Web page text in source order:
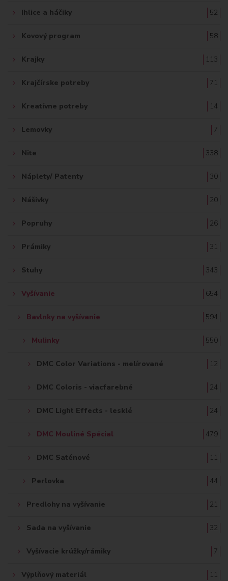
Ihlice a háčiky 52
Kovový program 58
Krajky 113
Krajčírske potreby 71
Kreatívne potreby 14
Lemovky 7
Nite 338
Náplety/ Patenty 30
Nášivky 20
Popruhy 26
Prámiky 31
Stuhy 343
Vyšívanie 654
Bavlnky na vyšívanie 594
Mulinky 550
DMC Color Variations - melírované 12
DMC Coloris - viacfarebné 24
DMC Light Effects - lesklé 24
DMC Mouliné Spécial 479
DMC Saténové 11
Perlovka 44
Predlohy na vyšívanie 21
Sada na vyšívanie 32
Vyšívacie krúžky/rámiky 7
Výplňový materiál 11